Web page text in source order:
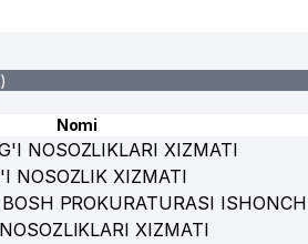
Nomi
NOSOZLIKLARI XIZMATI
NOSOZLIK XIZMATI
PROKURATURASI
XIZMATI